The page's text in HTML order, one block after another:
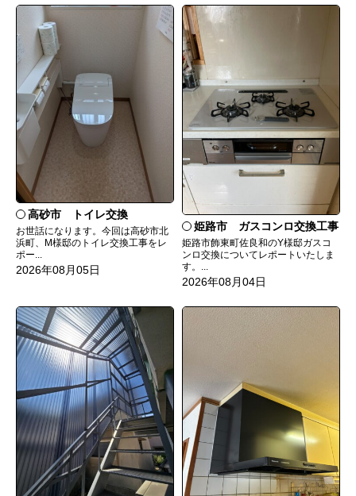
高砂市 トイレ交換
お世話になります。今回は高砂市北
浜町、M様邸のトイレ交換工事をレ
ポー...
2026年08月05日
姫路市 ガスコンロ交換工事
姫路市飾東町佐良和のY様邸ガスコ
ンロ交換についてレポートいたしま
す。...
2026年08月04日